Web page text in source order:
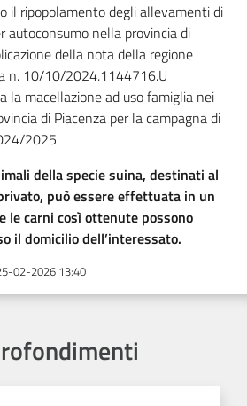
il ripopolamento degli allevamenti di
autoconsumo nella provincia di
della nota della regione
n. 10/10/2024.1144716.U
la macellazione ad uso famiglia nei
di Piacenza per la campagna di
2025
della specie suina, destinati al
può essere effettuata in un
le carni così ottenute possono
il domicilio dell’interessato.
02-2026 13:40